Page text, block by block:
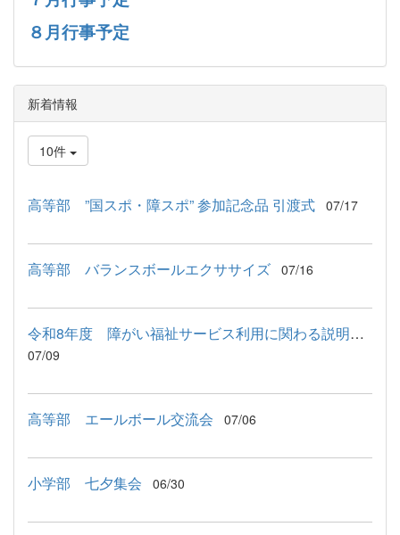
８月行事予定
新着情報
10件
高等部 ”国スポ・障スポ” 参加記念品 引渡式 07/17
高等部 バランスボールエクササイズ 07/16
令和8年度 障がい福祉サービス利用に関わる説明会が行われました
07/09
高等部 エールボール交流会 07/06
小学部 七夕集会 06/30